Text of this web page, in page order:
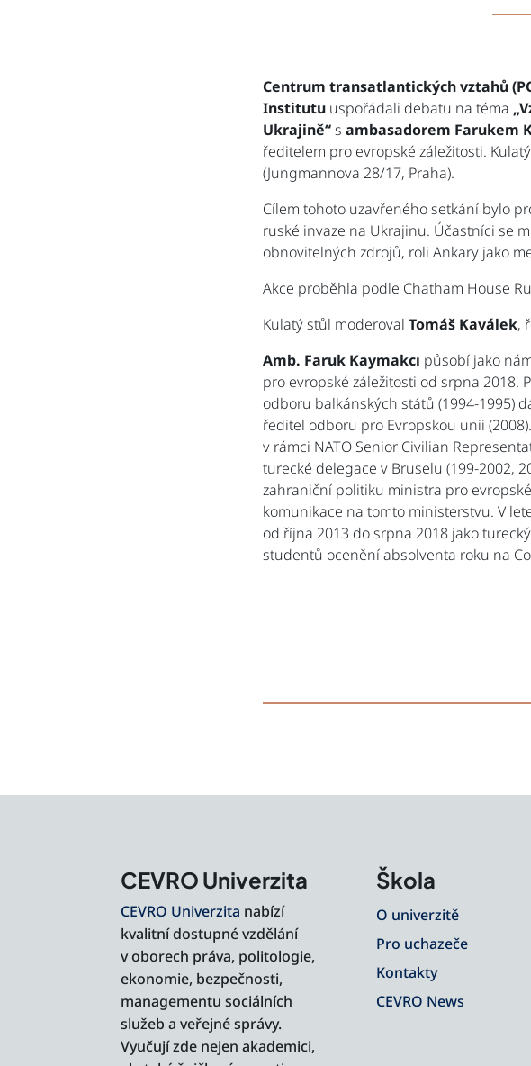
Centrum transatlantických vztahů
Institutu uspořádali debatu na téma
Ukrajině“s ambasadorem Farukem
ředitelem pro evropské záležitosti.
(Jungmannova 28/17, Praha).
Cílem tohoto uzavřeného setkání bylo
ruské invaze na Ukrajinu. Účastníci se
obnovitelných zdrojů, roli Ankary jako
Akce proběhla podle Chatham House
Kulatý stůl moderoval Tomáš Kaválek,
Amb. Faruk Kaymakcı působí jako
pro evropské záležitosti od srpna 2018.
odboru balkánských států (1994-1995)
ředitel odboru pro Evropskou unii
v rámci NATO Senior Civilian
turecké delegace v Bruselu (199-2002,
zahraniční politiku ministra pro
komunikace na tomto ministerstvu. V
od října 2013 do srpna 2018 jako
studentů ocenění absolventa roku na
CEVRO Univerzita
CEVRO Univerzita nabízí
kvalitní dostupné vzdělání
v oborech práva, politologie,
ekonomie, bezpečnosti,
managementu sociálních
služeb a veřejné správy.
Vyučují zde nejen akademici,
Škola
O univerzitě
Pro uchazeče
Kontakty
CEVRO News